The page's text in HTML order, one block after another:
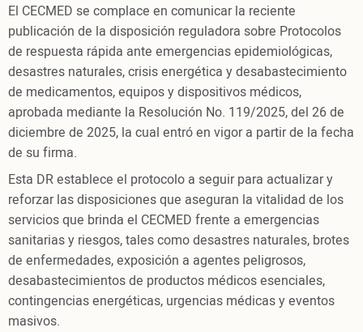
El CECMED se complace en comunicar la reciente
publicación de la disposición reguladora sobre Protocolos
de respuesta rápida ante emergencias epidemiológicas,
desastres naturales, crisis energética y desabastecimiento
de medicamentos, equipos y dispositivos médicos,
aprobada mediante la Resolución No. 119/2025, del 26 de
diciembre de 2025, la cual entró en vigor a partir de la fecha
de su firma.
Esta DR establece el protocolo a seguir para actualizar y
reforzar las disposiciones que aseguran la vitalidad de los
servicios que brinda el CECMED frente a emergencias
sanitarias y riesgos, tales como desastres naturales, brotes
de enfermedades, exposición a agentes peligrosos,
desabastecimientos de productos médicos esenciales,
contingencias energéticas, urgencias médicas y eventos
masivos.